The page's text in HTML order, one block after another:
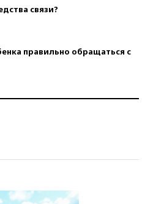
связи?
правильно обращаться с